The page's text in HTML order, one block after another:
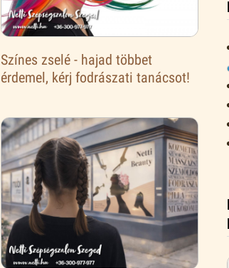
Színes zselé - hajad többet
érdemel, kérj fodrászati tanácsot!